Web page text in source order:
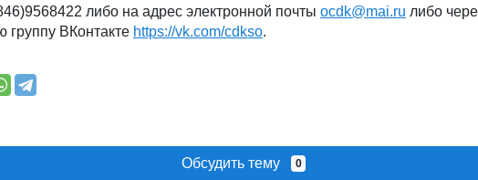
либо на адрес электронной почты ocdk@mai.ru либо
группу ВКонтакте https://vk.com/cdkso.
Обсудить тему 0